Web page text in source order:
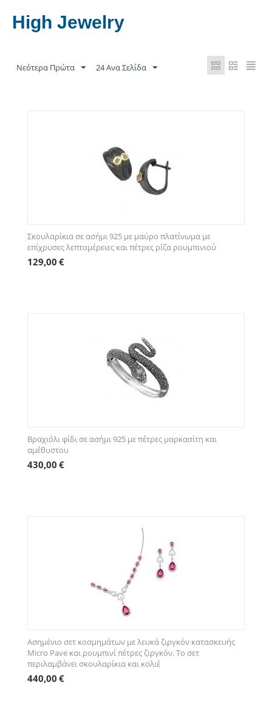
High Jewelry
Νεότερα Πρώτα 24 Ανα Σελίδα
Σκουλαρίκια σε ασήμι 925 με μαύρο πλατίνωμα με
επίχρυσες λεπτομέρειες και πέτρες ρίζα ρουμπινιού
129,00 €
Βραχιόλι φίδι σε ασήμι 925 με πέτρες μαρκασίτη και
αμέθυστου
430,00 €
Ασημένιο σετ κοσμημάτων με λευκά ζιργκόν κατασκευής
Micro Pave και ρουμπινί πέτρες ζιργκόν. Το σετ
περιλαμβάνει σκουλαρίκια και κολιέ
440,00 €